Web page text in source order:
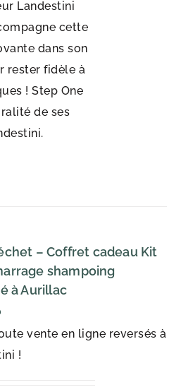
Landestini
cette
dans son
rester fidèle à
! Step One
de ses
– Coffret cadeau Kit
shampoing
à Aurillac
vente en ligne reversés à
!